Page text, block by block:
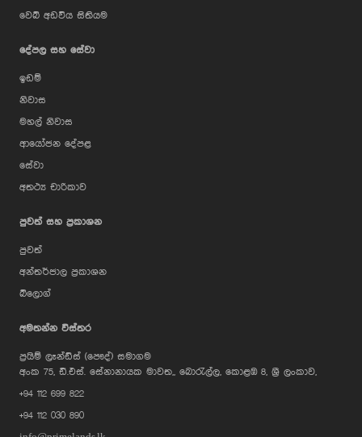
වෙබ් අඩවිය සිතියම
දේපල සහ සේවා
ඉඩම්
නිවාස
මහල් නිවාස
ආයෝජන දේපළ
සේවා
අතථ්‍ය චාරිකාව
පුවත් සහ ප්‍රකාශන
පුවත්
අන්තර්ජාල ප්‍රකාශන
බ්ලොග්
අමතන්න විස්තර
ප්‍රයිම් ලෑන්ඩ්ස් (පෞද්) සමාගම
අංක 75, ඩී.එස්. සේනානායක මාවත,, බොරැල්ල, කොළඹ 8, ශ්‍රී ලංකාව,
+94 112 699 822
+94 112 030 890
Hi, I'm Prime Bee, Your AI